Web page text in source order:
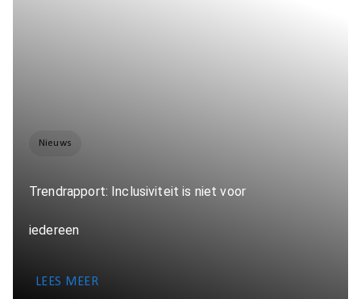
Nieuws
Trendrapport: Inclusiviteit is niet voor
iedereen
LEES MEER